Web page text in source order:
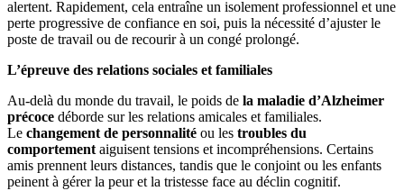
alertent. Rapidement, cela entraîne un isolement professionnel et une
perte progressive de confiance en soi, puis la nécessité d’ajuster le
poste de travail ou de recourir à un congé prolongé.
L’épreuve des relations sociales et familiales
Au-delà du monde du travail, le poids de la maladie d’Alzheimer
précoce déborde sur les relations amicales et familiales.
Le changement de personnalité ou les troubles du
comportement aiguisent tensions et incompréhensions. Certains
amis prennent leurs distances, tandis que le conjoint ou les enfants
peinent à gérer la peur et la tristesse face au déclin cognitif.